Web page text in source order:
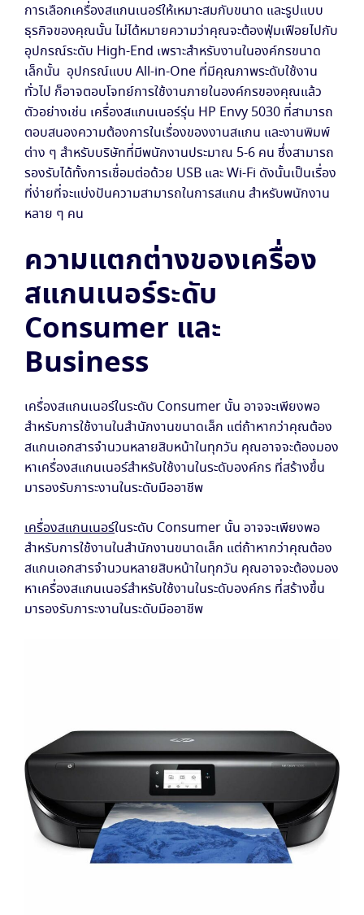
การเลือกเครื่องสแกนเนอร์ให้เหมาะสมกับขนาด และรูปแบบ
ธุรกิจของคุณนั้น ไม่ได้หมายความว่าคุณจะต้องฟุ่มเฟือยไปกับ
อุปกรณ์ระดับ High-End เพราะสำหรับงานในองค์กรขนาด
เล็กนั้น อุปกรณ์แบบ All-in-One ที่มีคุณภาพระดับใช้งาน
ทั่วไป ก็อาจตอบโจทย์การใช้งานภายในองค์กรของคุณแล้ว
ตัวอย่างเช่น เครื่องสแกนเนอร์รุ่น HP Envy 5030 ที่สามารถ
ตอบสนองความต้องการในเรื่องของงานสแกน และงานพิมพ์
ต่าง ๆ สำหรับบริษัทที่มีพนักงานประมาณ 5-6 คน ซึ่งสามารถ
รองรับได้ทั้งการเชื่อมต่อด้วย USB และ Wi-Fi ดังนั้นเป็นเรื่อง
ที่ง่ายที่จะแบ่งปันความสามารถในการสแกน สำหรับพนักงาน
หลาย ๆ คน
ความแตกต่างของเครื่อง
สแกนเนอร์ระดับ
Consumer และ
Business
เครื่องสแกนเนอร์ในระดับ Consumer นั้น อาจจะเพียงพอ
สำหรับการใช้งานในสำนักงานขนาดเล็ก แต่ถ้าหากว่าคุณต้อง
สแกนเอกสารจำนวนหลายสิบหน้าในทุกวัน คุณอาจจะต้องมอง
หาเครื่องสแกนเนอร์สำหรับใช้งานในระดับองค์กร ที่สร้างขึ้น
มารองรับภาระงานในระดับมืออาชีพ
เครื่องสแกนเนอร์ในระดับ Consumer นั้น อาจจะเพียงพอ
สำหรับการใช้งานในสำนักงานขนาดเล็ก แต่ถ้าหากว่าคุณต้อง
สแกนเอกสารจำนวนหลายสิบหน้าในทุกวัน คุณอาจจะต้องมอง
หาเครื่องสแกนเนอร์สำหรับใช้งานในระดับองค์กร ที่สร้างขึ้น
มารองรับภาระงานในระดับมืออาชีพ